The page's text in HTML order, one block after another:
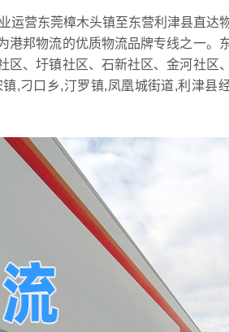
运营东莞樟木头镇至东营利津县直达
港邦物流的优质物流品牌专线之一。
区、圩镇社区、石新社区、金河社区
,刁口乡,汀罗镇,凤凰城街道,利津县